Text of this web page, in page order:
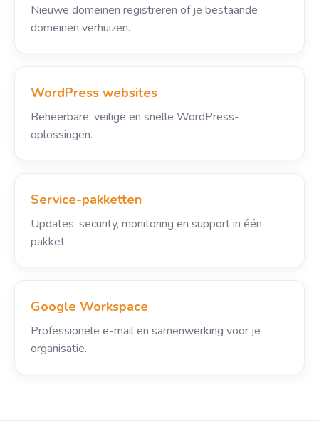
Nieuwe domeinen registreren of je bestaande
domeinen verhuizen.
WordPress websites
Beheerbare, veilige en snelle WordPress-
oplossingen.
Service-pakketten
Updates, security, monitoring en support in één
pakket.
Google Workspace
Professionele e-mail en samenwerking voor je
organisatie.